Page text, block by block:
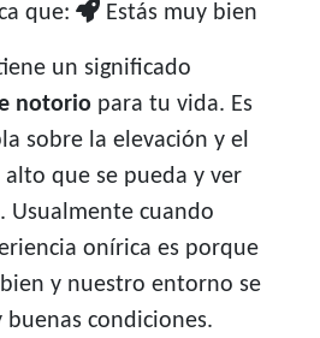
que: Estás muy bien
un significado
notorio para tu vida. Es
sobre la elevación y el
alto que se pueda y ver
Usualmente cuando
onírica es porque
y nuestro entorno se
condiciones.